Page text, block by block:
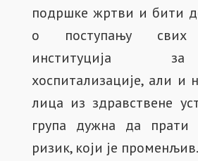
подршке жртви и бити
о поступању свих
институција
хоспитализације, али и
лица из здравствене
група дужна да прати
ризик, који је променљив.